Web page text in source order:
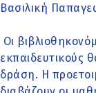
Βασιλική
Οι
εκπαιδευτικούς
δράση. Η